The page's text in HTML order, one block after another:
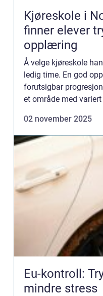
Kjøreskole i
finner elever
opplæring
Å velge kjøreskole
ledig time. En god
forutsigbar
et område med
02 november 2025
Eu-kontroll:
mindre stress